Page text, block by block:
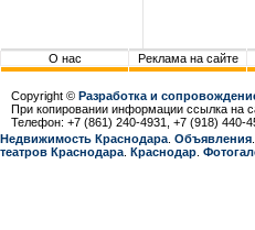
О нас Реклама на сайте
Copyright © Разработка и
При копировании информации ссылка на
Телефон: +7 (861) 240-4931, +7 (918) 440-
Недвижимость Краснодара Объявления
театров Краснодара Краснодар